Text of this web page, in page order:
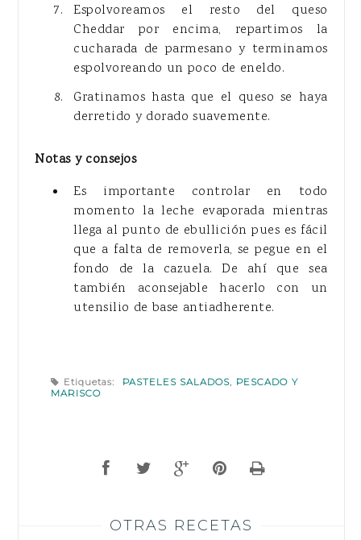
Espolvoreamos el resto del queso
Cheddar por encima, repartimos la
cucharada de parmesano y terminamos
espolvoreando un poco de eneldo.
Gratinamos hasta que el queso se haya
derretido y dorado suavemente.
Notas y consejos
Es importante controlar en todo
momento la leche evaporada mientras
llega al punto de ebullición pues es fácil
que a falta de removerla, se pegue en el
fondo de la cazuela. De ahí que sea
también aconsejable hacerlo con un
utensilio de base antiadherente.
Etiquetas: PASTELES SALADOS, PESCADO Y
MARISCO
OTRAS RECETAS